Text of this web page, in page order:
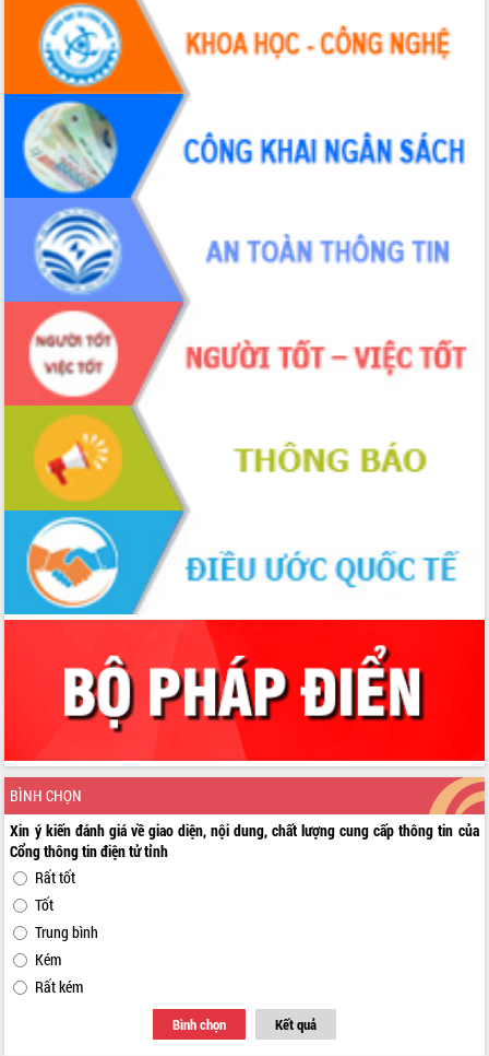
BÌNH CHỌN
Xin ý kiến đánh giá về giao diện, nội dung, chất lượng cung cấp thông tin của
Cổng thông tin điện tử tỉnh
Rất tốt
Tốt
Trung bình
Kém
Rất kém
Bình chọn Kết quả